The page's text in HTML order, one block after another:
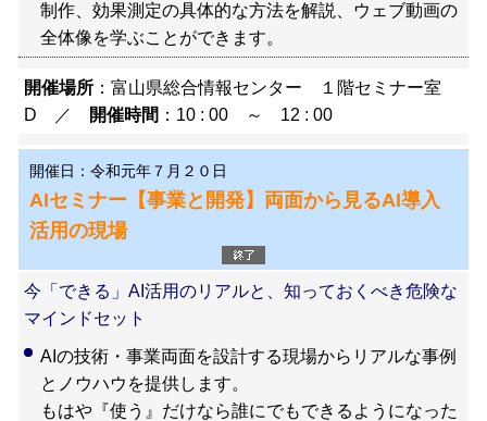
制作、効果測定の具体的な方法を解説、ウェブ動画の
全体像を学ぶことができます。
開催場所 ：富山県総合情報センター １階セミナー室
D ／
開催時間 ：10 : 00 ～ 12 : 00
開催日：令和元年７月２０日
AIセミナー【事業と開発】両面から見るAI導入
活用の現場
今「できる」AI活用のリアルと、知っておくべき危険な
マインドセット
AIの技術・事業両面を設計する現場からリアルな事例
とノウハウを提供します。
もはや『使う』だけなら誰にでもできるようになった